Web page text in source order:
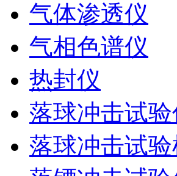
气体渗透仪
气相色谱仪
热封仪
落球冲击试验
落球冲击试验